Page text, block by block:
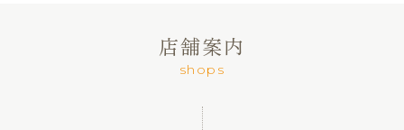
店舗案内
shops